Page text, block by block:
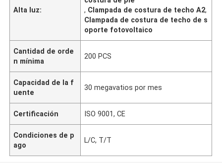
Alta luz:
, Clampada de costura de techo A2,
Clampada de costura de techo de s
oporte fotovoltaico
Cantidad de orde
n mínima
200 PCS
Capacidad de la f
uente
30 megavatios por mes
Certificación ISO 9001, CE
Condiciones de p
ago
L/C, T/T